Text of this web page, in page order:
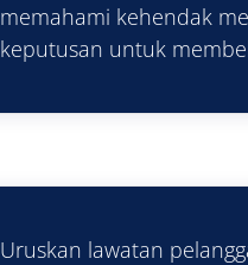
memahami kehendak
keputusan untuk
Uruskan lawatan